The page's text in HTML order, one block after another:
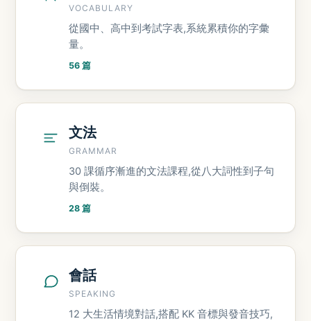
VOCABULARY
從國中、高中到考試字表,系統累積你的字彙
量。
56 篇
文法
GRAMMAR
30 課循序漸進的文法課程,從八大詞性到子句
與倒裝。
28 篇
會話
SPEAKING
12 大生活情境對話,搭配 KK 音標與發音技巧,